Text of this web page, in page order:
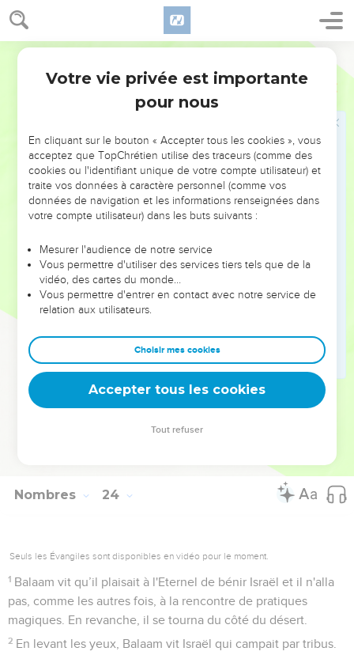
Nombres 23
22 Dieu les a fait sortir d'Egypte, il possède la force du buffle.
23 » La magie ne peut rien contre Jacob, ni la divination
que Dieu a fait.
C'est un peuple qui se lève comme une lionne et qui se
dévoré sa proie et bu le sang de ses victimes. »
Balak dit à Balaam : « Si tu ne le maudis pas, au moins ne
le bénis pas ! »
Balaam répondit à Balak : « Ne t'ai-je pas dit que je ferais
Troisième bénédiction de Balaam
Balak dit à Balaam : « Viens donc, je vais te conduire à un
autre endroit. Peut-être Dieu trouvera-t-il bon que de là tu
maudisses ce peuple pour moi. »
Balak conduisit Balaam sur le sommet du Peor, d’où l’on
domine le désert.
Balaam dit à Balak : « Construis-moi ici 7 autels et prépare-
Nombres 24
Seuls les Évangiles sont disponibles en vidéo pour le moment.
1 Balaam vit qu’il plaisait à l'Eternel de bénir Israël et il n'alla
pas, comme les autres fois, à la rencontre de pratiques
magiques. En revanche, il se tourna du côté du désert.
2 En levant les yeux, Balaam vit Israël qui campait par tribus.
Votre vie privée est importante
pour nous
En cliquant sur le bouton « Accepter tous les cookies », vous
acceptez que TopChrétien utilise des traceurs (comme des
cookies ou l'identifiant unique de votre compte utilisateur) et
traite vos données à caractère personnel (comme vos
données de navigation et les informations renseignées dans
votre compte utilisateur) dans les buts suivants :
Mesurer l'audience de notre service
Vous permettre d'utiliser des services tiers tels que de la
vidéo, des cartes du monde…
Vous permettre d'entrer en contact avec notre service de
relation aux utilisateurs.
Choisir mes cookies
Accepter tous les cookies
Tout refuser